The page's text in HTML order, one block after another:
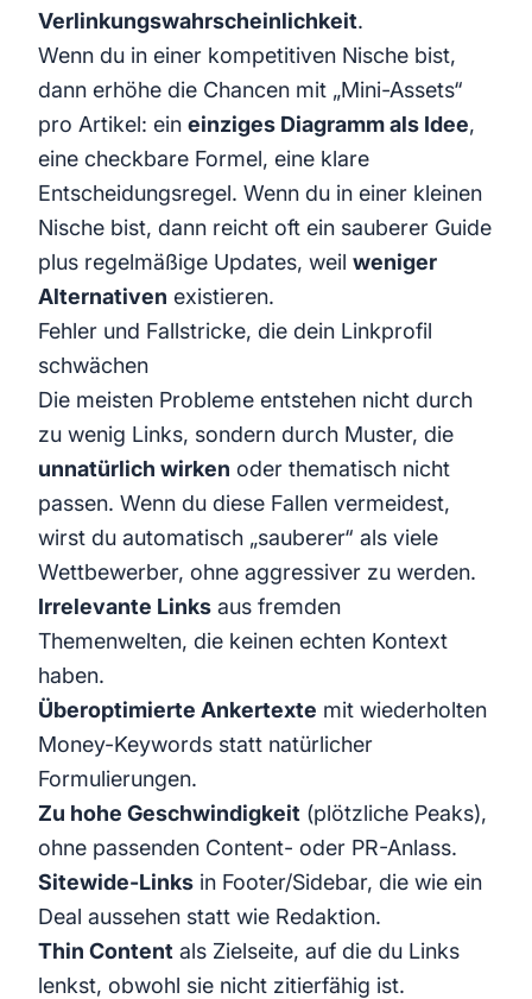
Verlinkungswahrscheinlichkeit.
Wenn du in einer kompetitiven Nische bist,
dann erhöhe die Chancen mit „Mini-Assets“
pro Artikel: ein einziges Diagramm als Idee,
eine checkbare Formel, eine klare
Entscheidungsregel. Wenn du in einer kleinen
Nische bist, dann reicht oft ein sauberer Guide
plus regelmäßige Updates, weil weniger
Alternativen existieren.
Fehler und Fallstricke, die dein Linkprofil
schwächen
Die meisten Probleme entstehen nicht durch
zu wenig Links, sondern durch Muster, die
unnatürlich wirken oder thematisch nicht
passen. Wenn du diese Fallen vermeidest,
wirst du automatisch „sauberer“ als viele
Wettbewerber, ohne aggressiver zu werden.
Irrelevante Links aus fremden
Themenwelten, die keinen echten Kontext
haben.
Überoptimierte Ankertexte mit wiederholten
Money-Keywords statt natürlicher
Formulierungen.
Zu hohe Geschwindigkeit (plötzliche Peaks),
ohne passenden Content- oder PR-Anlass.
Sitewide-Links in Footer/Sidebar, die wie ein
Deal aussehen statt wie Redaktion.
Thin Content als Zielseite, auf die du Links
lenkst, obwohl sie nicht zitierfähig ist.